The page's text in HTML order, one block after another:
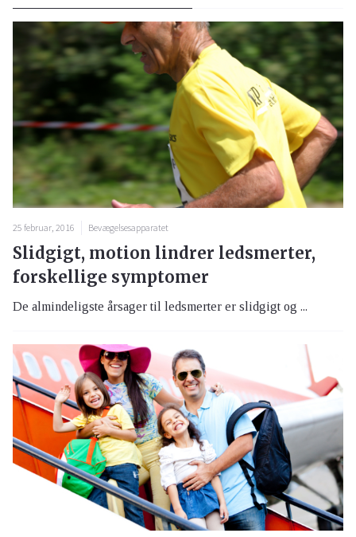
25 februar, 2016 Bevægelsesapparatet
Slidgigt, motion lindrer ledsmerter,
forskellige symptomer
De almindeligste årsager til ledsmerter er slidgigt og ...